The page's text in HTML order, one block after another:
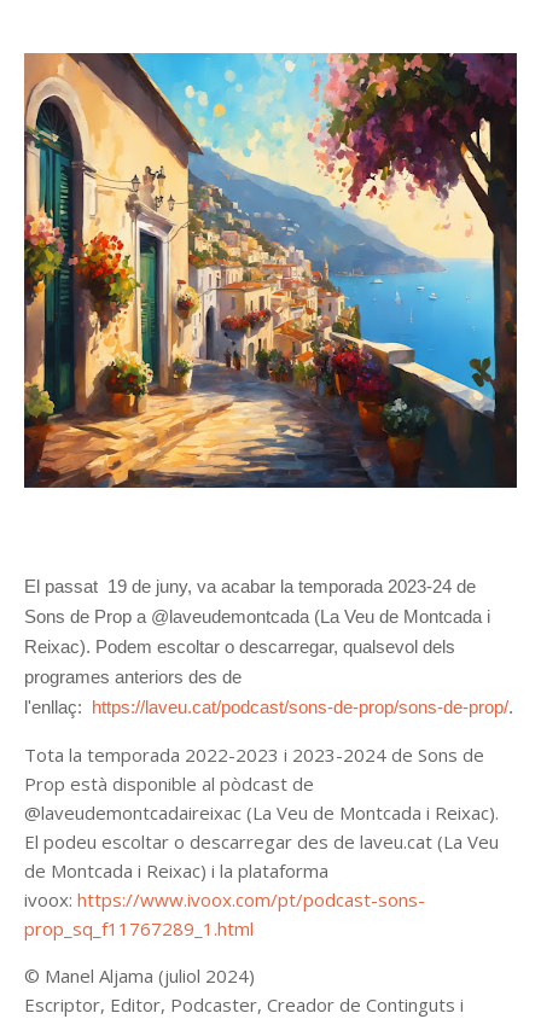
El passat 19 de juny, va acabar la temporada 2023-24 de
Sons de Prop a @laveudemontcada (La Veu de Montcada i
Reixac). Podem escoltar o descarregar, qualsevol dels
programes anteriors des de
l'enllaç: https://laveu.cat/podcast/sons-de-prop/sons-de-prop/.
Tota la temporada 2022-2023 i 2023-2024 de Sons de
Prop està disponible al pòdcast de
@laveudemontcadaireixac (La Veu de Montcada i Reixac).
El podeu escoltar o descarregar des de laveu.cat (La Veu
de Montcada i Reixac) i la plataforma
ivoox: https://www.ivoox.com/pt/podcast-sons-
prop_sq_f11767289_1.html
© Manel Aljama (juliol 2024)
Escriptor, Editor, Podcaster, Creador de Continguts i